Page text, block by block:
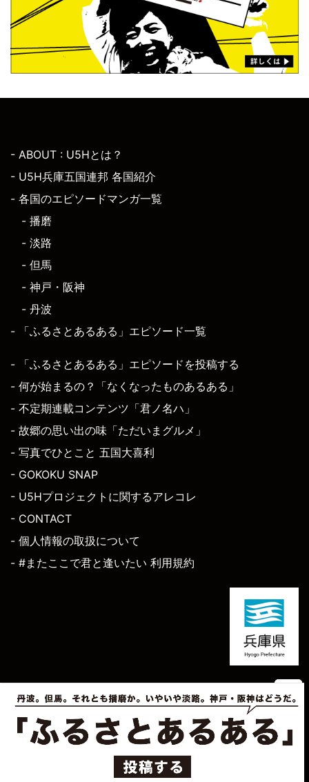
- ABOUT : U5Hとは？
- U5H兵庫五国連邦 各国紹介
- 各国のエピソードマンガ一覧
- 播磨
- 淡路
- 但馬
- 神戸・阪神
- 丹波
- 「ふるさとあるある」エピソード一覧
- 「ふるさとあるある」エピソードを投稿する
- 何が始まるの？「なくなったものあるある」
- 不定期連載コンテンツ「君ノ名ハ」
- 故郷の思い出の味「ただいまグルメ」
- 写真でひとこと 五国大喜利
- GOKOKU SNAP
- U5Hプロジェクトに関するアレコレ
- CONTACT
- 個人情報の取扱について
- #またここで君と逢いたい 利用規約